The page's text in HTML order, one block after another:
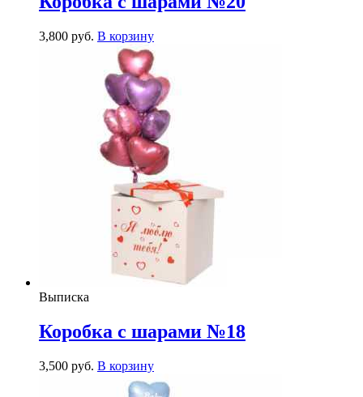
3,800 руб. В корзину
Выписка
Коробка с шарами №18
3,500 руб. В корзину